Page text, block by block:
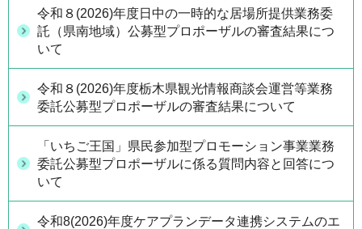
令和８(2026)年度日中の一時的な居場所提供業務委
託（県南地域）公募型プロポーザルの審査結果につ
いて
令和８(2026)年度栃木県観光情報商談会運営等業務
委託公募型プロポーザルの審査結果について
「いちご王国」県民参加型プロモーション事業業務
委託公募型プロポーザルに係る質問内容と回答につ
いて
令和8(2026)年度ケアプランデータ連携システムのエ